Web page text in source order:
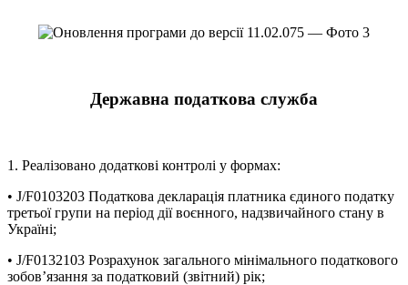
Державна податкова служба
1. Реалізовано додаткові контролі у формах:
• J/F0103203 Податкова декларація платника єдиного податку
третьої групи на період дії воєнного, надзвичайного стану в
Україні;
• J/F0132103 Розрахунок загального мінімального податкового
зобов’язання за податковий (звітний) рік;